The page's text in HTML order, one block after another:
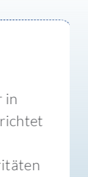
in